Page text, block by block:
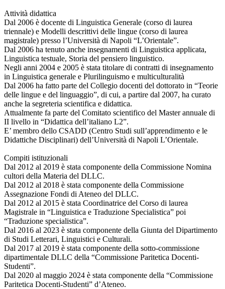
Attività didattica
Dal 2006 è docente di Linguistica Generale (corso di laurea
triennale) e Modelli descrittivi delle lingue (corso di laurea
magistrale) presso l’Università di Napoli “L’Orientale”.
Dal 2006 ha tenuto anche insegnamenti di Linguistica applicata,
Linguistica testuale, Storia del pensiero linguistico.
Negli anni 2004 e 2005 è stata titolare di contratti di insegnamento
in Linguistica generale e Plurilinguismo e multiculturalità
Dal 2006 ha fatto parte del Collegio docenti del dottorato in “Teorie
delle lingue e del linguaggio”, di cui, a partire dal 2007, ha curato
anche la segreteria scientifica e didattica.
Attualmente fa parte del Comitato scientifico del Master annuale di
II livello in “Didattica dell’italiano L2”.
E’ membro dello CSADD (Centro Studi sull’apprendimento e le
Didattiche Disciplinari) dell’Università di Napoli L’Orientale.
Compiti istituzionali
Dal 2012 al 2019 è stata componente della Commissione Nomina
cultori della Materia del DLLC.
Dal 2012 al 2018 è stata componente della Commissione
Assegnazione Fondi di Ateneo del DLLC.
Dal 2012 al 2015 è stata Coordinatrice del Corso di laurea
Magistrale in “Linguistica e Traduzione Specialistica” poi
“Traduzione specialistica”.
Dal 2016 al 2023 è stata componente della Giunta del Dipartimento
di Studi Letterari, Linguistici e Culturali.
Dal 2017 al 2019 è stata componente della sotto-commissione
dipartimentale DLLC della “Commissione Paritetica Docenti-
Studenti”.
Dal 2020 al maggio 2024 è stata componente della “Commissione
Paritetica Docenti-Studenti” d’Ateneo.